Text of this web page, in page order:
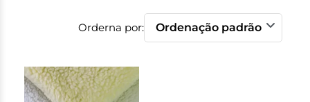
Orderna por: